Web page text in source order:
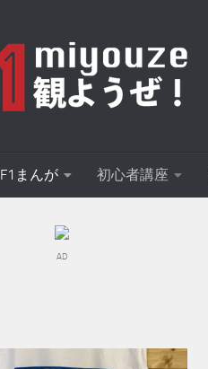
F1まんが 初心者講座
AD